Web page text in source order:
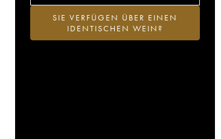
SIE VERFÜGEN ÜBER EINEN
IDENTISCHEN WEIN?